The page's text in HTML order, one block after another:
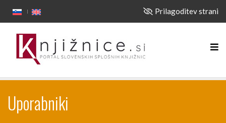
Prilagoditev strani
Uporabniki